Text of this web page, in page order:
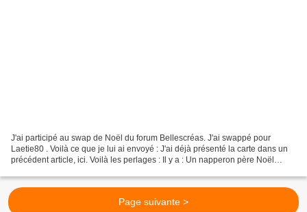
J'ai participé au swap de Noël du forum Bellescréas. J'ai swappé pour
Laetie80 . Voilà ce que je lui ai envoyé : J'ai déjà présenté la carte dans un
précédent article, ici. Voilà les perlages : Il y a : Un napperon père Noël
Page suivante >